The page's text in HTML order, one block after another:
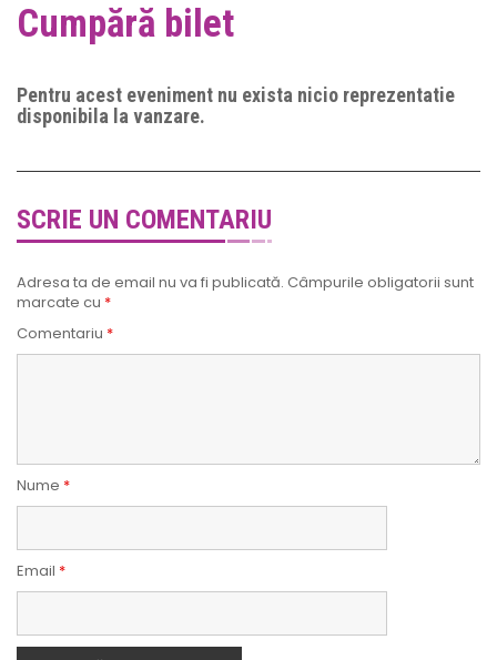
Cumpără bilet
Pentru acest eveniment nu exista nicio reprezentatie
disponibila la vanzare.
SCRIE UN COMENTARIU
Adresa ta de email nu va fi publicată. Câmpurile obligatorii sunt
marcate cu *
Comentariu *
Nume *
Email *